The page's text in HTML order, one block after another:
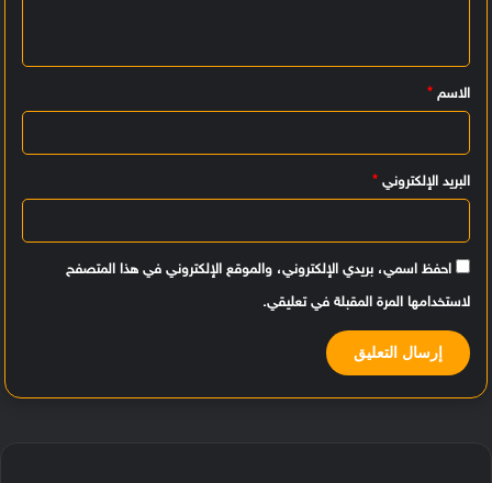
ي
ق
الاسم *
البريد الإلكتروني *
احفظ اسمي، بريدي الإلكتروني، والموقع الإلكتروني في هذا المتصفح
لاستخدامها المرة المقبلة في تعليقي.